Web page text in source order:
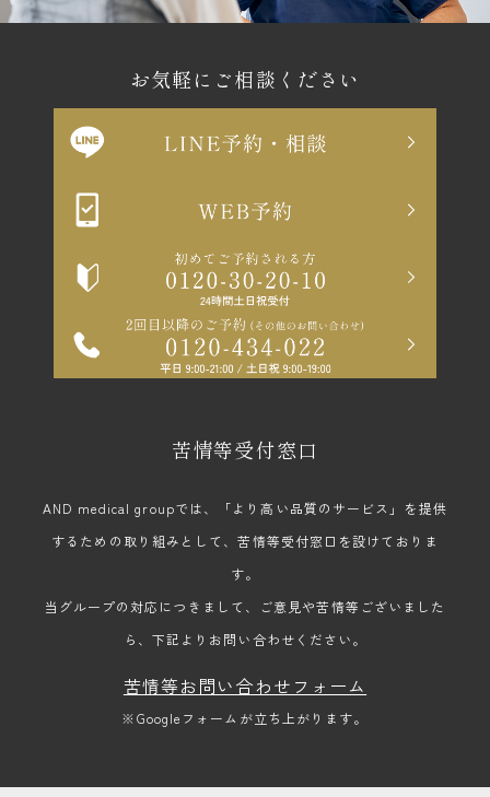
お気軽にご相談ください
苦情等受付窓口
AND medical groupでは、「より高い品質のサービス」を提供
するための取り組みとして、苦情等受付窓口を設けておりま
す。
当グループの対応につきまして、ご意見や苦情等ございました
ら、下記よりお問い合わせください。
苦情等お問い合わせフォーム
※Googleフォームが立ち上がります。